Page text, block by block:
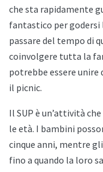
che sta rapidamente
fantastico per godersi
passare del tempo di
coinvolgere tutta la
potrebbe essere
il picnic.
Il SUP è un’attività
le età. I bambini
cinque anni, mentre
fino a quando la loro